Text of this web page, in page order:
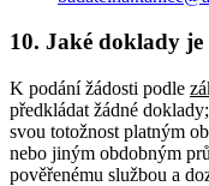
10. Jaké doklady je
K podání žádosti podle
předkládat žádné
svou totožnost platným
nebo jiným obdobným
pověřenému službou a